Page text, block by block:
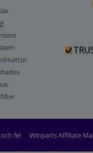
filter
fel Winparts Affiliate